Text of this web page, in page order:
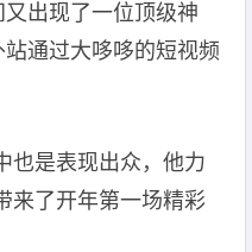
出现了一位顶级神
通过大哆哆的短视频
也是表现出众，他力
来了开年第一场精彩